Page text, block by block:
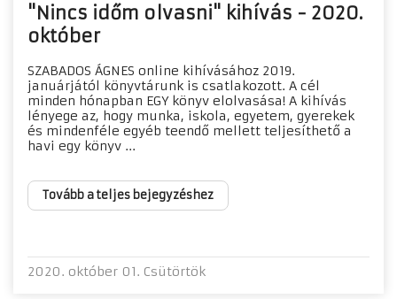
"Nincs időm olvasni" kihívás - 2020.
október
SZABADOS ÁGNES online kihívásához 2019.
januárjától könyvtárunk is csatlakozott. A cél
minden hónapban EGY könyv elolvasása! A kihívás
lényege az, hogy munka, iskola, egyetem, gyerekek
és mindenféle egyéb teendő mellett teljesíthető a
havi egy könyv ...
Tovább a teljes bejegyzéshez
2020. október 01. Csütörtök